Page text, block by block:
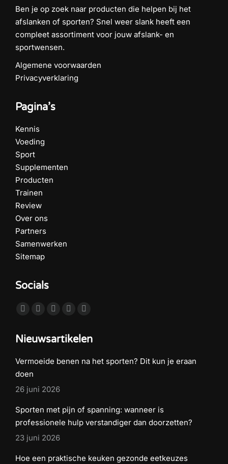
Ben je op zoek naar producten die helpen bij het
afslanken of sporten? Snel weer slank heeft een
compleet assortiment voor jouw afslank- en
sportwensen.
Algemene voorwaarden
Privacyverklaring
Pagina’s
Kennis
Voeding
Sport
Supplementen
Producten
Trainen
Review
Over ons
Partners
Samenwerken
Sitemap
Socials
Vind ons op:
Facebook
opens
new
X
opens
new
YouTube
opens
new
Pinterest
opens
new
Instagram
opens
new
Nieuwsartikelen
Vermoeide benen na het sporten? Dit kun je eraan
doen
26 juni 2026
Sporten met pijn of spanning: wanneer is
professionele hulp verstandiger dan doorzetten?
23 juni 2026
Hoe een praktische keuken gezonde eetkeuzes